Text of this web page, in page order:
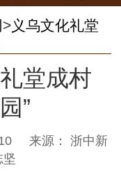
>义乌文化礼堂
堂成村
”
来源： 浙中新
坚